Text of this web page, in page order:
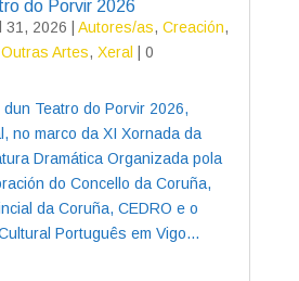
do Porvir 2026
31, 2026 Autores/as, Creación,
Outras Artes, Xeral
| 0
Teatro do Porvir 2026,
no marco da XI Xornada da
Dramática Organizada pola
do Concello da Coruña,
da Coruña, CEDRO e o
Português em Vigo...